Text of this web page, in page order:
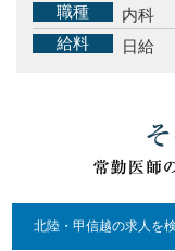
職種
内科
給料
日給
北陸・甲信越の求人を